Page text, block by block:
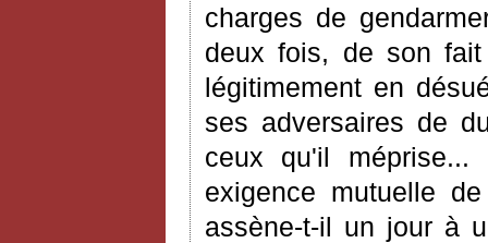
charges de
deux fois, de son
légitimement en
ses adversaires de
ceux qu'il
exigence mutuelle
assène-t-il un jour à